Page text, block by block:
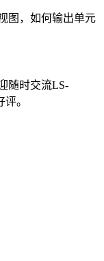
图，如何输出单元
随时交流LS-
。